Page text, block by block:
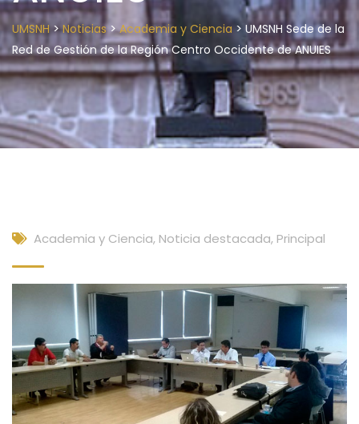
UMSNH>Noticias>Academia y Ciencia > UMSNH Sede de la
Red de Gestión de la Región Centro Occidente de ANUIES
Academia y Ciencia, Noticia destacada, Principal